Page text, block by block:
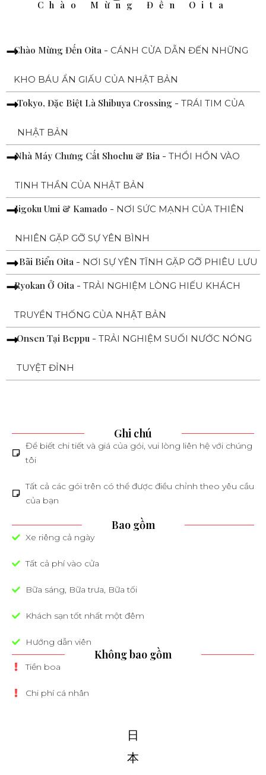
Chào Mừng Đến Oita
Chào Mừng Đến Oita - CÁNH CỬA DẪN ĐẾN NHỮNG
KHO BÁU ẨN GIẤU CỦA NHẬT BẢN
Tokyo, Đặc Biệt Là Shibuya Crossing -TRÁI TIM CỦA
NHẬT BẢN
Nhà Máy Chưng Cất Shochu & Bia -THỔI HỒN VÀO
TINH THẦN CỦA NHẬT BẢN
Jigoku Umi & Kamado - NƠI SỨC MẠNH CỦA THIÊN
NHIÊN GẶP GỠ SỰ YÊN BÌNH
Bãi Biển Oita - NƠI SỰ YÊN TĨNH GẶP GỠ PHIÊU LƯU
Ryokan Ở Oita -TRẢI NGHIỆM LÒNG HIẾU KHÁCH
TRUYỀN THỐNG CỦA NHẬT BẢN
Onsen Tại Beppu -TRẢI NGHIỆM SUỐI NƯỚC NÓNG
TUYỆT ĐỈNH
Ghi chú
Để biết chi tiết và giá của gói, vui lòng liên hệ với chúng
tôi
Tất cả các gói trên có thể được điều chỉnh theo yêu cầu
của bạn
Bao gồm
Xe riêng cả ngày
Tất cả phí vào cửa
Bữa sáng, Bữa trưa, Bữa tối
Khách sạn tốt nhất một đêm
Hướng dẫn viên
Không bao gồm
Tiền boa
Chi phí cá nhân
日
本